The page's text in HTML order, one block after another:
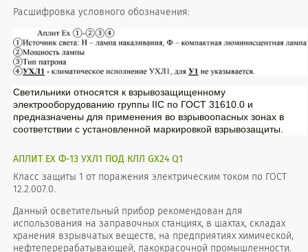
Расшифровка условного обозначения:
Светильники относятся к взрывозащищенному
электрооборудованию группы IIС по ГОСТ 31610.0 и
предназначены для применения во взрывоопасных зонах в
соответствии с установленной маркировкой взрывозащиты.
АПЛИТ ЕХ Ф-13 УХЛ1 ПОД КЛЛ GX24 Q1
Класс защиты 1 от поражения электрическим током по ГОСТ
12.2.007.0.
Данный осветительный прибор рекомендован для
использования на заправочных станциях, в шахтах, складах
хранения взрывчатых веществ, на предприятиях химической,
нефтеперерабатывающей, лакокрасочной промышленности.